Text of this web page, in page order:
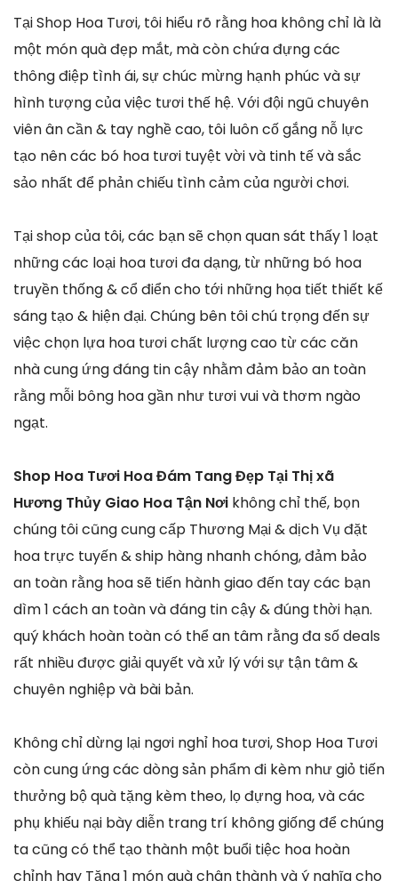
Tại Shop Hoa Tươi, tôi hiểu rõ rằng hoa không chỉ là là
một món quà đẹp mắt, mà còn chứa đựng các
thông điệp tình ái, sự chúc mừng hạnh phúc và sự
hình tượng của việc tươi thế hệ. Với đội ngũ chuyên
viên ân cần & tay nghề cao, tôi luôn cố gắng nỗ lực
tạo nên các bó hoa tươi tuyệt vời và tinh tế và sắc
sảo nhất để phản chiếu tình cảm của người chơi.
Tại shop của tôi, các bạn sẽ chọn quan sát thấy 1 loạt
những các loại hoa tươi đa dạng, từ những bó hoa
truyền thống & cổ điển cho tới những họa tiết thiết kế
sáng tạo & hiện đại. Chúng bên tôi chú trọng đến sự
việc chọn lựa hoa tươi chất lượng cao từ các căn
nhà cung ứng đáng tin cậy nhằm đảm bảo an toàn
rằng mỗi bông hoa gần như tươi vui và thơm ngào
ngạt.
Shop Hoa Tươi Hoa Đám Tang Đẹp Tại Thị xã
Hương Thủy Giao Hoa Tận Nơi không chỉ thế, bọn
chúng tôi cũng cung cấp Thương Mại & dịch Vụ đặt
hoa trực tuyến & ship hàng nhanh chóng, đảm bảo
an toàn rằng hoa sẽ tiến hành giao đến tay các bạn
dìm 1 cách an toàn và đáng tin cậy & đúng thời hạn.
quý khách hoàn toàn có thể an tâm rằng đa số deals
rất nhiều được giải quyết và xử lý với sự tận tâm &
chuyên nghiệp và bài bản.
Không chỉ dừng lại ngơi nghỉ hoa tươi, Shop Hoa Tươi
còn cung ứng các dòng sản phẩm đi kèm như giỏ tiến
thưởng bộ quà tặng kèm theo, lọ đựng hoa, và các
phụ khiếu nại bày diễn trang trí không giống để chúng
ta cũng có thể tạo thành một buổi tiệc hoa hoàn
chỉnh hay Tặng 1 món quà chân thành và ý nghĩa cho